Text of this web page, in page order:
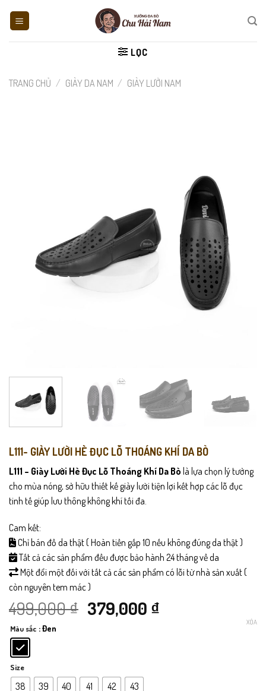
LỌC
TRANG CHỦ / GIÀY DA NAM / GIÀY LƯỜI NAM
L111- GIÀY LƯỜI HÈ ĐỤC LỖ THOÁNG KHÍ DA BÒ
L111 – Giày Lười Hè Đục Lỗ Thoáng Khí Da Bò là lựa chọn lý tưởng
cho mùa nóng, sở hữu thiết kế giày lười tiện lợi kết hợp các lỗ đục
tinh tế giúp lưu thông không khí tối đa.
Cam kết:
Chỉ bán đồ da thật ( Hoàn tiền gấp 10 nếu không đúng da thật )
Tất cả các sản phẩm đều được bảo hành 24 tháng về da
Một đổi một đối với tất cả các sản phẩm có lỗi từ nhà sản xuất (
còn nguyên tem mác )
499,000₫ Giá
379,000 ₫Giá
Màu sắc : Đen
Size
38 39 40 41 42 43
XÓA